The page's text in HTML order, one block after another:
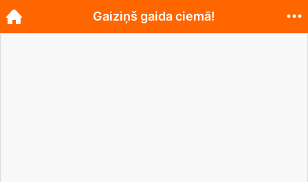
Gaiziņš gaida ciemā!